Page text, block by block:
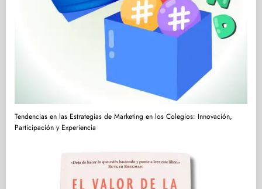
Tendencias en las Estrategias de Marketing en los Colegios: Innovación,
Participación y Experiencia